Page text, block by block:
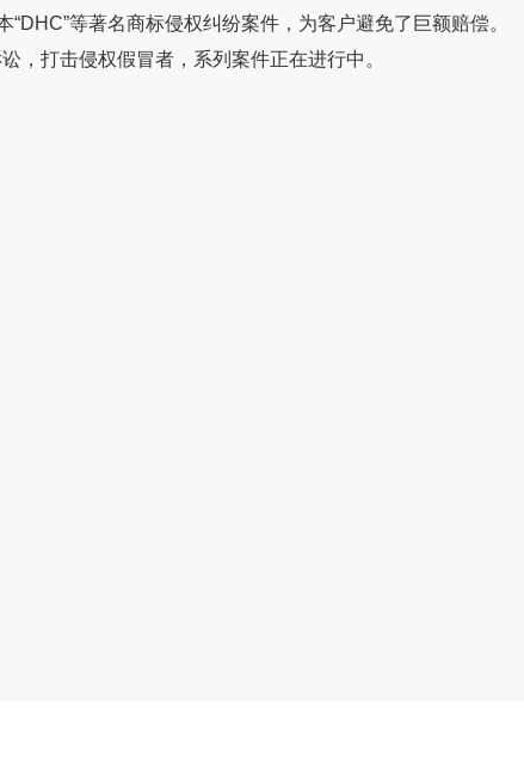
“DHC”等著名商标侵权纠纷案件，为客户避免了巨额赔偿。
，打击侵权假冒者，系列案件正在进行中。